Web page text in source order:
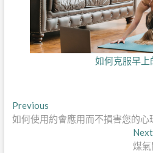
如何克服早上
文
章
PreviousPrevious
post:
如何使用約會應用而不損害您的心
Next
煤